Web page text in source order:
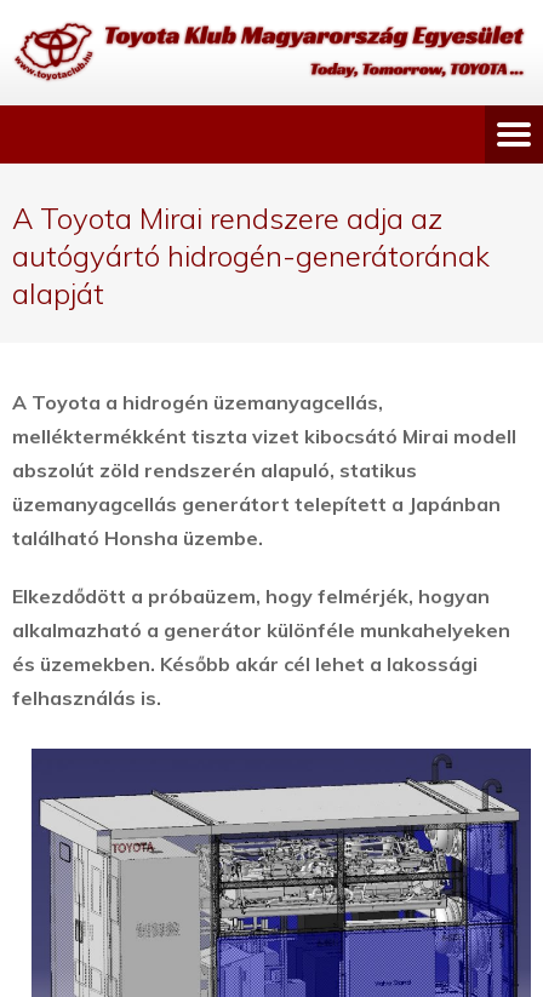
A Toyota Mirai rendszere adja az
autógyártó hidrogén-generátorának
alapját
A Toyota a hidrogén üzemanyagcellás,
melléktermékként tiszta vizet kibocsátó Mirai modell
abszolút zöld rendszerén alapuló, statikus
üzemanyagcellás generátort telepített a Japánban
található Honsha üzembe.
Elkezdődött a próbaüzem, hogy felmérjék, hogyan
alkalmazható a generátor különféle munkahelyeken
és üzemekben. Később akár cél lehet a lakossági
felhasználás is.